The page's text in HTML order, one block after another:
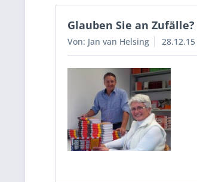
Glauben Sie an
Von: Jan van Helsing